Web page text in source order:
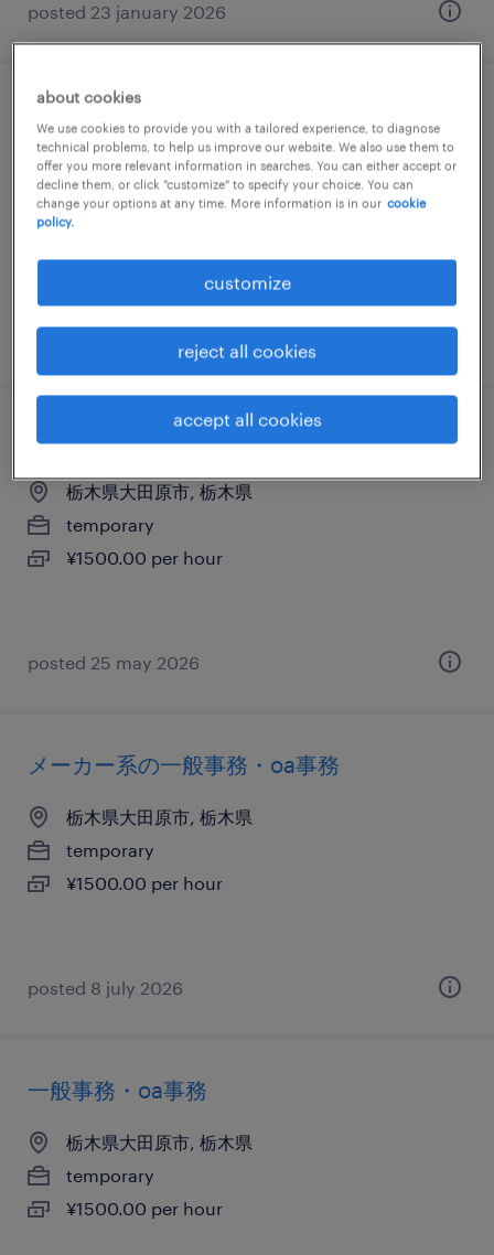
posted 23 january 2026
文経理
栃木県大田原市, 栃木県
temporary
¥1400.00 per hour
posted 7 july 2026
一般事務・oa事務
栃木県大田原市, 栃木県
temporary
¥1500.00 per hour
posted 25 may 2026
メーカー系の一般事務・oa事務
栃木県大田原市, 栃木県
temporary
¥1500.00 per hour
posted 8 july 2026
一般事務・oa事務
栃木県大田原市, 栃木県
temporary
¥1500.00 per hour
about cookies
We use cookies to provide you with a tailored experience, to diagnose
technical problems, to help us improve our website. We also use them to
offer you more relevant information in searches. You can either accept or
decline them, or click "customize" to specify your choice. You can
change your options at any time. More information is in our cookie
policy.
customize
reject all cookies
accept all cookies